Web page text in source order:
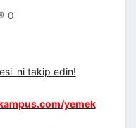
0
'ni takip edin!
yemek